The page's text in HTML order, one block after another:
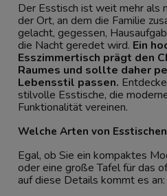
Der Esstisch ist weit mehr als
der Ort, an dem die Familie
gelacht, gegessen,
die Nacht geredet wird. Ein
Esszimmertisch prägt den
Raumes und sollte daher
Lebensstil passen.
stilvolle Esstische, die
Funktionalität vereinen.
Welche Arten von
Egal, ob Sie ein kompaktes
oder eine große Tafel für das
auf diese Details kommt es an: